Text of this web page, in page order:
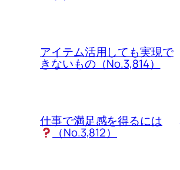
アイテム活用しても実現で
きないもの（No.3,814）
仕事で満足感を得るには
（No.3,812）